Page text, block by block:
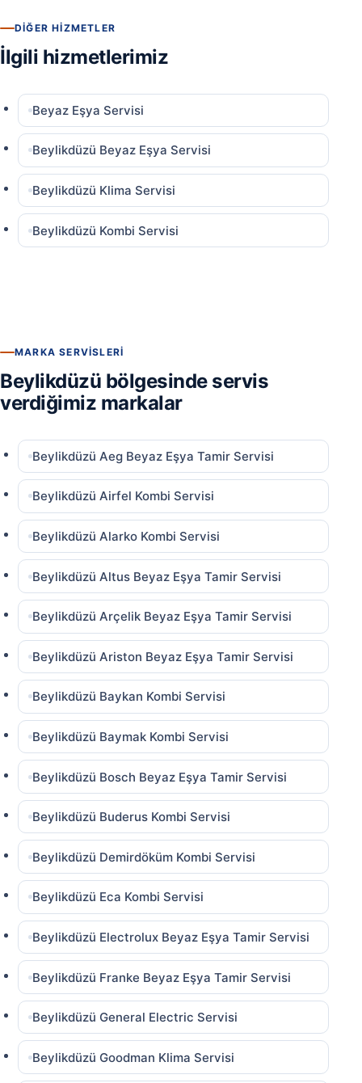
DIĞER HIZMETLER
İlgili hizmetlerimiz
Beyaz Eşya Servisi
Beylikdüzü Beyaz Eşya Servisi
Beylikdüzü Klima Servisi
Beylikdüzü Kombi Servisi
MARKA SERVISLERI
Beylikdüzü bölgesinde servis
verdiğimiz markalar
Beylikdüzü Aeg Beyaz Eşya Tamir Servisi
Beylikdüzü Airfel Kombi Servisi
Beylikdüzü Alarko Kombi Servisi
Beylikdüzü Altus Beyaz Eşya Tamir Servisi
Beylikdüzü Arçelik Beyaz Eşya Tamir Servisi
Beylikdüzü Ariston Beyaz Eşya Tamir Servisi
Beylikdüzü Baykan Kombi Servisi
Beylikdüzü Baymak Kombi Servisi
Beylikdüzü Bosch Beyaz Eşya Tamir Servisi
Beylikdüzü Buderus Kombi Servisi
Beylikdüzü Demirdöküm Kombi Servisi
Beylikdüzü Eca Kombi Servisi
Beylikdüzü Electrolux Beyaz Eşya Tamir Servisi
Beylikdüzü Franke Beyaz Eşya Tamir Servisi
Beylikdüzü General Electric Servisi
Beylikdüzü Goodman Klima Servisi